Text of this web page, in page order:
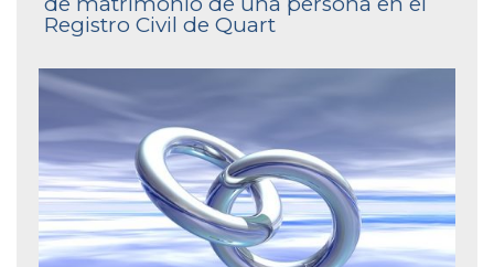
Registro Civil de Quart